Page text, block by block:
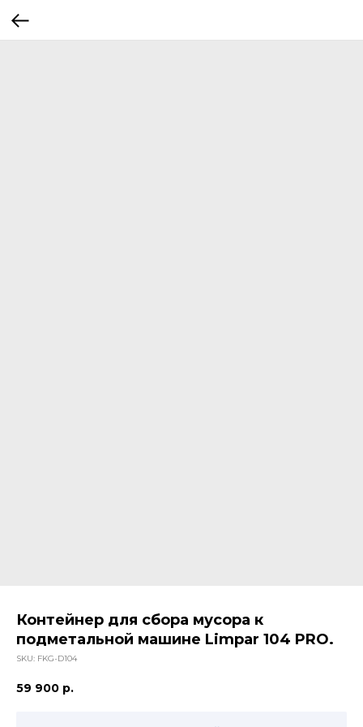
Контейнер для сбора мусора к
подметальной машине Limpar 104 PRO.
SKU: FKG-D104
59 900 р.